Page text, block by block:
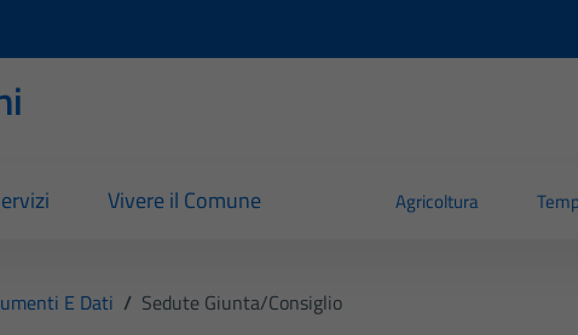
Vivere il Comune Agricoltura
E Dati / Sedute Giunta/consiglio